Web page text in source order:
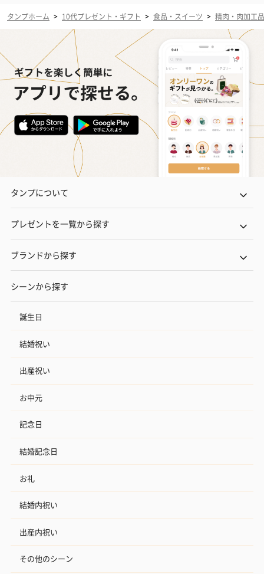
タンプホーム > 10代プレゼント・ギフト > 食品・スイーツ > 精肉・肉加工品
タンプについて
プレゼントを一覧から探す
ブランドから探す
シーンから探す
誕生日
結婚祝い
出産祝い
お中元
記念日
結婚記念日
お礼
結婚内祝い
出産内祝い
その他のシーン